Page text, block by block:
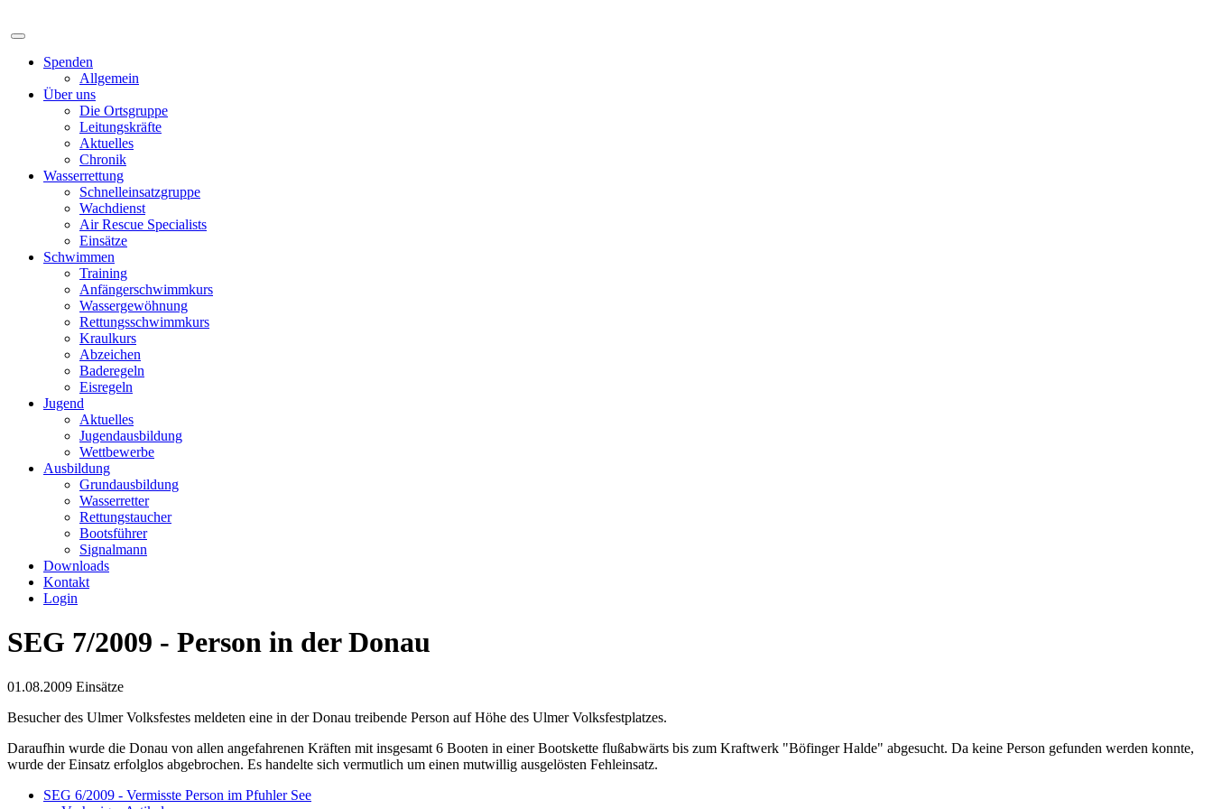
Spenden
Allgemein
Über uns
Die Ortsgruppe
Leitungskräfte
Aktuelles
Chronik
Wasserrettung
Schnelleinsatzgruppe
Wachdienst
Air Rescue Specialists
Einsätze
Schwimmen
Training
Anfängerschwimmkurs
Wassergewöhnung
Rettungsschwimmkurs
Kraulkurs
Abzeichen
Baderegeln
Eisregeln
Jugend
Aktuelles
Jugendausbildung
Wettbewerbe
Ausbildung
Grundausbildung
Wasserretter
Rettungstaucher
Bootsführer
Signalmann
Downloads
Kontakt
Login
SEG 7/2009 - Person in der Donau
01.08.2009 Einsätze
Besucher des Ulmer Volksfestes meldeten eine in der Donau treibende Person auf Höhe des Ulmer Volksfestplatzes.
Daraufhin wurde die Donau von allen angefahrenen Kräften mit insgesamt 6 Booten in einer Bootskette flußabwärts bis zum Kraftwerk "Böfinger Halde" abgesucht. Da keine Person gefunden werden konnte,
wurde der Einsatz erfolglos abgebrochen. Es handelte sich vermutlich um einen mutwillig ausgelösten Fehleinsatz.
SEG 6/2009 - Vermisste Person im Pfuhler See